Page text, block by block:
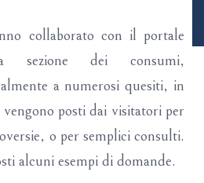
collaborato con il portale
sezione dei consumi,
a numerosi quesiti, in
posti dai visitatori per
o per semplici consulti.
alcuni esempi di domande.